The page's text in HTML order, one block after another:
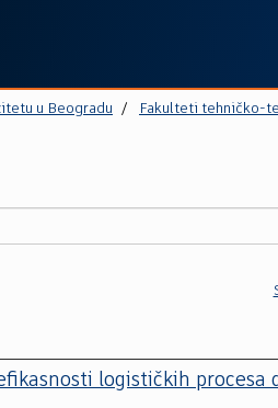
u Beogradu Fakulteti tehničko-
logističkih procesa